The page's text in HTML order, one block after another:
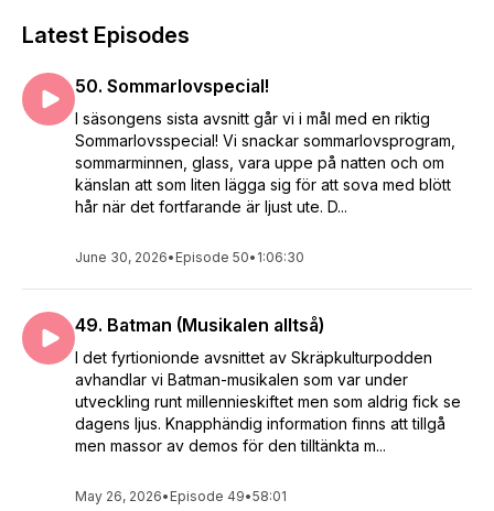
Latest Episodes
50. Sommarlovspecial!
I säsongens sista avsnitt går vi i mål med en riktig
Sommarlovsspecial! Vi snackar sommarlovsprogram,
sommarminnen, glass, vara uppe på natten och om
känslan att som liten lägga sig för att sova med blött
hår när det fortfarande är ljust ute. D...
June 30, 2026• Episode 50• 1:06:30
49. Batman (Musikalen alltså)
I det fyrtionionde avsnittet av Skräpkulturpodden
avhandlar vi Batman-musikalen som var under
utveckling runt millennieskiftet men som aldrig fick se
dagens ljus. Knapphändig information finns att tillgå
men massor av demos för den tilltänkta m...
May 26, 2026• Episode 49•58:01